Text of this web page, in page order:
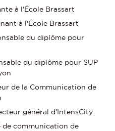
à l'École Brassart
à l'École Brassart
du diplôme pour
du diplôme pour SUP
de la Communication de
général d'IntensCity
de communication de